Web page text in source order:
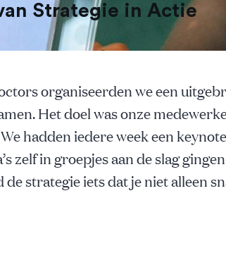
Strategie in Actie
organiseerden we een
Het doel was onze
hadden iedere week een
zelf in groepjes aan de slag
strategie iets dat je niet alleen